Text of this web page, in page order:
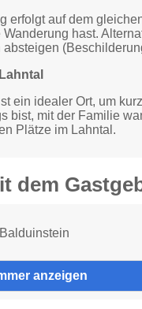
erfolgt auf dem
hast.
absteigen
ein idealer Ort, um
bist, mit der Familie
Plätze im Lahntal.
dem
anzeigen